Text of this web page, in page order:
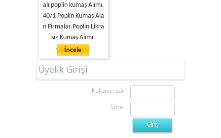
alı poplin kumaş Alımı.
40/1 Poplin Kumas Ala
n Firmalar.Poplin Likra
sız Kumaş Alımı.
İncele
Üyelik Girişi
Kullanıcı adı
Şifre